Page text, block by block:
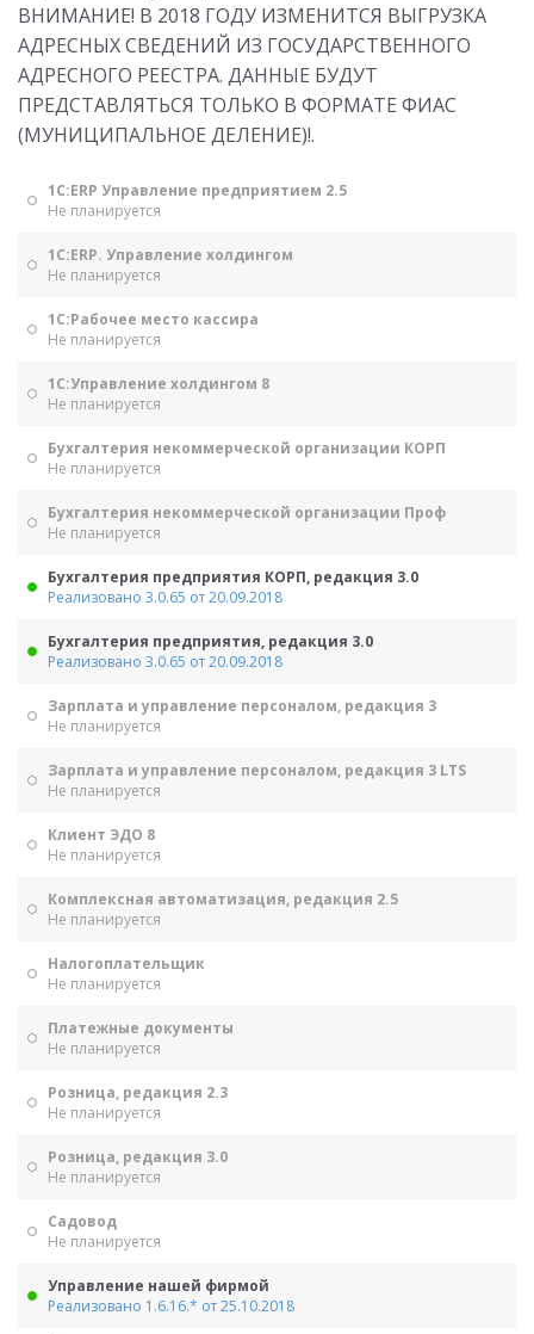
ВНИМАНИЕ! В 2018 ГОДУ ИЗМЕНИТСЯ ВЫГРУЗКА
АДРЕСНЫХ СВЕДЕНИЙ ИЗ ГОСУДАРСТВЕННОГО
АДРЕСНОГО РЕЕСТРА. ДАННЫЕ БУДУТ
ПРЕДСТАВЛЯТЬСЯ ТОЛЬКО В ФОРМАТЕ ФИАС
(МУНИЦИПАЛЬНОЕ ДЕЛЕНИЕ)!.
1С:ERP Управление предприятием 2.5
Не планируется
1С:ERP. Управление холдингом
Не планируется
1С:Рабочее место кассира
Не планируется
1С:Управление холдингом 8
Не планируется
Бухгалтерия некоммерческой организации КОРП
Не планируется
Бухгалтерия некоммерческой организации Проф
Не планируется
Бухгалтерия предприятия КОРП, редакция 3.0
Реализовано 3.0.65 от 20.09.2018
Бухгалтерия предприятия, редакция 3.0
Реализовано 3.0.65 от 20.09.2018
Зарплата и управление персоналом, редакция 3
Не планируется
Зарплата и управление персоналом, редакция 3 LTS
Не планируется
Клиент ЭДО 8
Не планируется
Комплексная автоматизация, редакция 2.5
Не планируется
Налогоплательщик
Не планируется
Платежные документы
Не планируется
Розница, редакция 2.3
Не планируется
Розница, редакция 3.0
Не планируется
Садовод
Не планируется
Управление нашей фирмой
Реализовано 1.6.16.* от 25.10.2018